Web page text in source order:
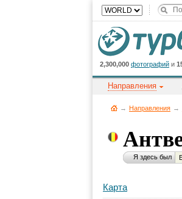
2,300,000 фотографий и
Направления
→ Направления →
Я здесь был
Карта